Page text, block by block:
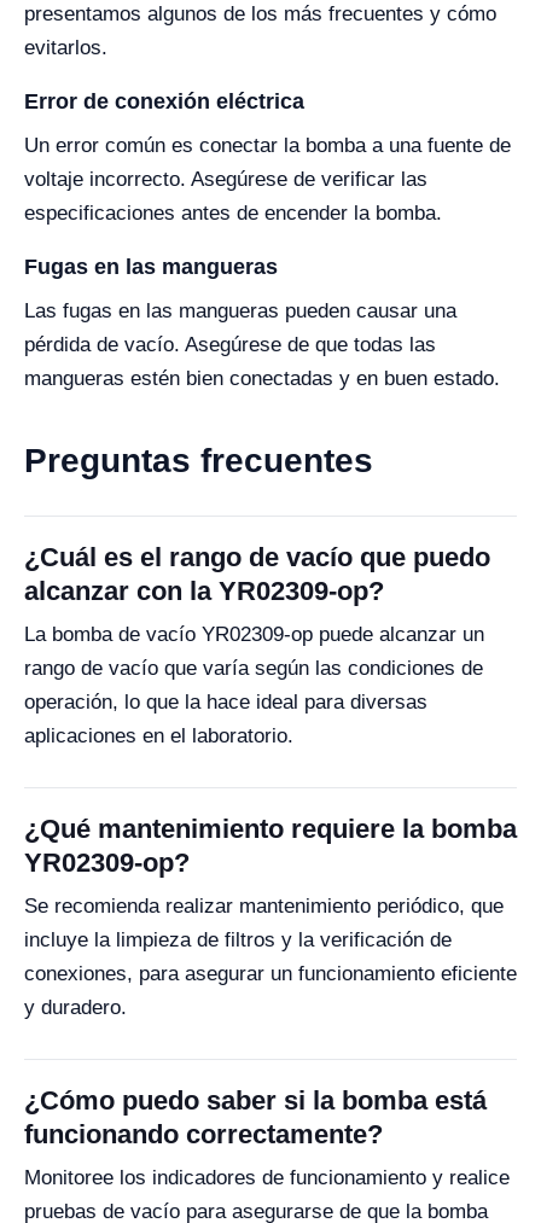
presentamos algunos de los más frecuentes y cómo
evitarlos.
Error de conexión eléctrica
Un error común es conectar la bomba a una fuente de
voltaje incorrecto. Asegúrese de verificar las
especificaciones antes de encender la bomba.
Fugas en las mangueras
Las fugas en las mangueras pueden causar una
pérdida de vacío. Asegúrese de que todas las
mangueras estén bien conectadas y en buen estado.
Preguntas frecuentes
¿Cuál es el rango de vacío que puedo
alcanzar con la YR02309-op?
La bomba de vacío YR02309-op puede alcanzar un
rango de vacío que varía según las condiciones de
operación, lo que la hace ideal para diversas
aplicaciones en el laboratorio.
¿Qué mantenimiento requiere la bomba
YR02309-op?
Se recomienda realizar mantenimiento periódico, que
incluye la limpieza de filtros y la verificación de
conexiones, para asegurar un funcionamiento eficiente
y duradero.
¿Cómo puedo saber si la bomba está
funcionando correctamente?
Monitoree los indicadores de funcionamiento y realice
pruebas de vacío para asegurarse de que la bomba